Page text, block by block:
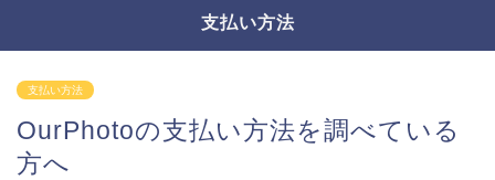
支払い方法
支払い方法
OurPhotoの支払い方法を調べている
方へ